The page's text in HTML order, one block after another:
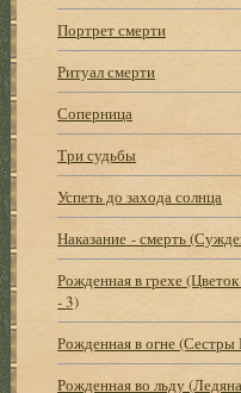
Портрет смерти
Ритуал смерти
Соперница
Три судьбы
Успеть до захода солнца
Наказание - смерть
Рожденная в грехе
- 3)
Рожденная в огне (Сестры
Рожденная во льду